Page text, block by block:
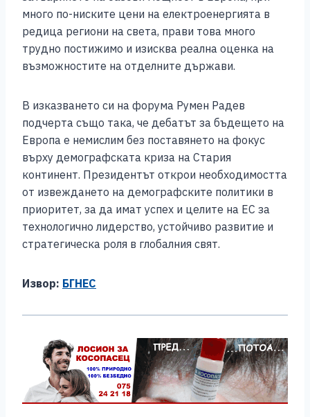
много по-ниските цени на електроенергията в
редица региони на света, прави това много
трудно постижимо и изисква реална оценка на
възможностите на отделните държави.
В изказването си на форума Румен Радев
подчерта също така, че дебатът за бъдещето на
Европа е немислим без поставянето на фокус
върху демографската криза на Стария
континент. Президентът открои необходимостта
от извеждането на демографските политики в
приоритет, за да имат успех и целите на ЕС за
технологично лидерство, устойчиво развитие и
стратегическа роля в глобалния свят.
Извор: БГНЕС